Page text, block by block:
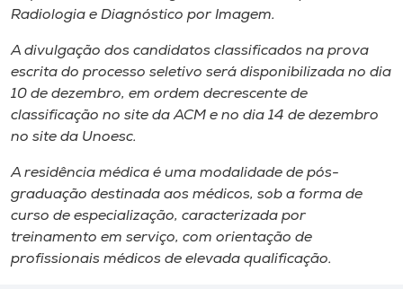
Radiologia e Diagnóstico por Imagem.
A divulgação dos candidatos classificados na prova
escrita do processo seletivo será disponibilizada no dia
10 de dezembro, em ordem decrescente de
classificação no site da ACM e no dia 14 de dezembro
no site da Unoesc.
A residência médica é uma modalidade de pós-
graduação destinada aos médicos, sob a forma de
curso de especialização, caracterizada por
treinamento em serviço, com orientação de
profissionais médicos de elevada qualificação.